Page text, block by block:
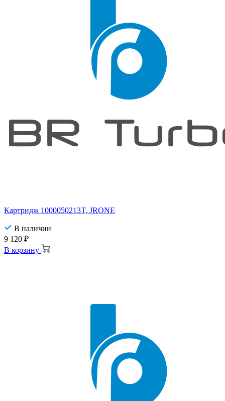
Картридж 1000050213T, JRONE
В наличии
9 120 ₽
В корзину